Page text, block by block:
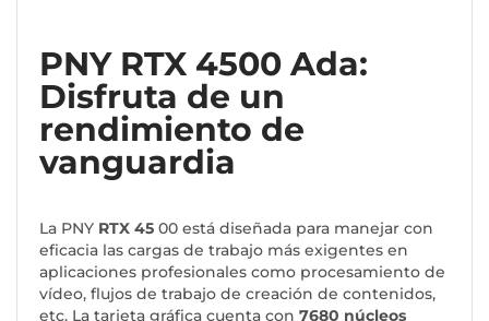
PNY RTX 4500 Ada:
Disfruta de un
rendimiento de
vanguardia
La PNY RTX 45 00 está diseñada para manejar con
eficacia las cargas de trabajo más exigentes en
aplicaciones profesionales como procesamiento de
vídeo, flujos de trabajo de creación de contenidos,
etc. La tarjeta gráfica cuenta con 7680 núcleos